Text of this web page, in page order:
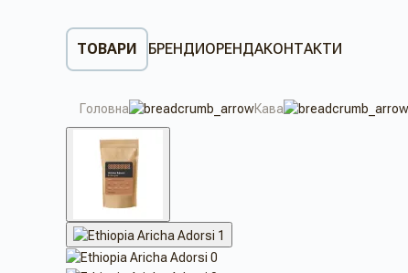
ТОВАРИ БРЕНДИОРЕНДАКОНТАКТИ
Головна Кава